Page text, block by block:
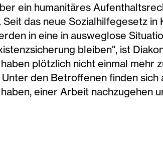
ein humanitäres
das neue Sozialhilfegesetz
in eine in ausweglose
bleiben", ist
plötzlich nicht einmal mehr
den Betroffenen finden
einer Arbeit nachzugehen